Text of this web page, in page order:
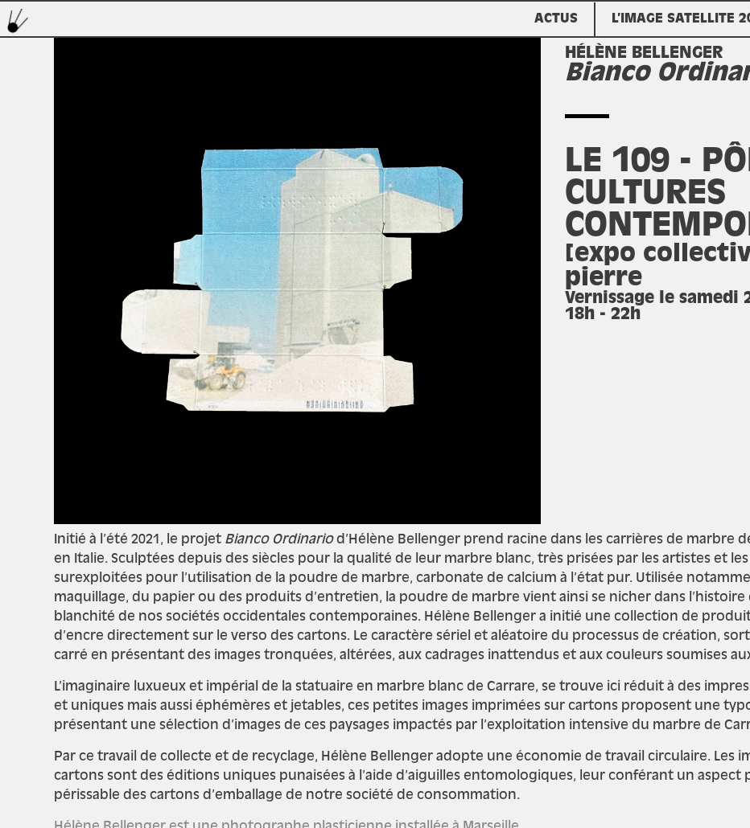
ACTUS L’IMAGE SATELLITE
HÉLÈNE BELLENGER
Bianco
LE 109 -
CULTURES
[expo
pierre
Vernissage le samedi
18h - 22h
Initié à l’été 2021, le projet Bianco Ordinariod’Hélène Bellenger prend racine dans les carrières de marbre
en Italie. Sculptées depuis des siècles pour la qualité de leur marbre blanc, très prisées par les artistes et
surexploitées pour l’utilisation de la poudre de marbre, carbonate de calcium à l’état pur. Utilisée
maquillage, du papier ou des produits d’entretien, la poudre de marbre vient ainsi se nicher dans
blanchité de nos sociétés occidentales contemporaines. Hélène Bellenger a initié une collection de
d’encre directement sur le verso des cartons. Le caractère sériel et aléatoire du processus de création,
carré en présentant des images tronquées, altérées, aux cadrages inattendus et aux couleurs soumises
L’imaginaire luxueux et impérial de la statuaire en marbre blanc de Carrare, se trouve ici réduit à des
et uniques mais aussi éphémères et jetables, ces petites images imprimées sur cartons proposent une
présentant une sélection d’images de ces paysages impactés par l’exploitation intensive du marbre de
Par ce travail de collecte et de recyclage, Hélène Bellenger adopte une économie de travail circulaire. Les
cartons sont des éditions uniques punaisées à l’aide d’aiguilles entomologiques, leur conférant un
périssable des cartons d’emballage de notre société de consommation.